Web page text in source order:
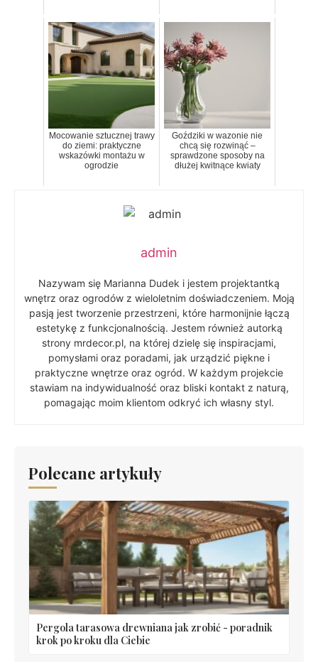
Mocowanie sztucznej trawy
do ziemi: praktyczne
wskazówki montażu w
ogrodzie
Goździki w wazonie nie
chcą się rozwinąć –
sprawdzone sposoby na
dłużej kwitnące kwiaty
admin
Nazywam się Marianna Dudek i jestem projektantką
wnętrz oraz ogrodów z wieloletnim doświadczeniem. Moją
pasją jest tworzenie przestrzeni, które harmonijnie łączą
estetykę z funkcjonalnością. Jestem również autorką
strony mrdecor.pl, na której dzielę się inspiracjami,
pomysłami oraz poradami, jak urządzić piękne i
praktyczne wnętrze oraz ogród. W każdym projekcie
stawiam na indywidualność oraz bliski kontakt z naturą,
pomagając moim klientom odkryć ich własny styl.
Polecane artykuły
Pergola tarasowa drewniana jak zrobić - poradnik
krok po kroku dla Ciebie